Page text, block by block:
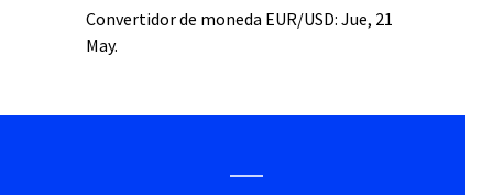
Convertidor de moneda EUR/USD: Jue, 21
May.